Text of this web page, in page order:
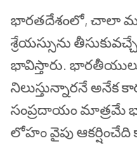
భారతదేశంలో, చాలా
శ్రేయస్సును
భావిస్తారు.
నిలుస్తున్నారనే
సంప్రదాయం మాత్రమే
లోహం వైపు ఆకర్షించేది